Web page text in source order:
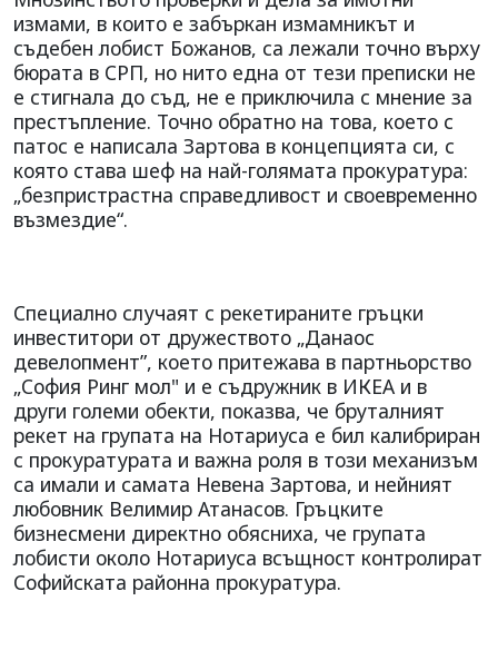
измами, в които е забъркан измамникът и
съдебен лобист Божанов, са лежали точно върху
бюрата в СРП, но нито една от тези преписки не
е стигнала до съд, не е приключила с мнение за
престъпление. Точно обратно на това, което с
патос е написала Зартова в концепцията си, с
която става шеф на най-голямата прокуратура:
„безпристрастна справедливост и своевременно
възмездие“.
Специално случаят с рекетираните гръцки
инвеститори от дружеството „Данаос
девелопмент”, което притежава в партньорство
„София Ринг мол" и е съдружник в ИКЕА и в
други големи обекти, показва, че бруталният
рекет на групата на Нотариуса е бил калибриран
с прокуратурата и важна роля в този механизъм
са имали и самата Невена Зартова, и нейният
любовник Велимир Атанасов. Гръцките
бизнесмени директно обясниха, че групата
лобисти около Нотариуса всъщност контролират
Софийската районна прокуратура.